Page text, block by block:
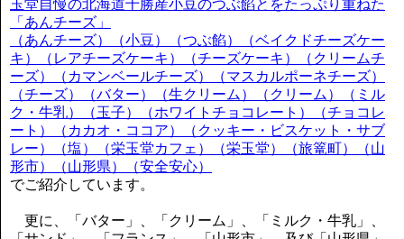
玉堂自慢の北海道十勝産小豆のつぶ餡とをたっぷり重ねた
「あんチーズ」
（あんチーズ）（小豆）（つぶ餡）（ベイクドチーズケー
キ）（レアチーズケーキ）（チーズケーキ）（クリームチ
ーズ）（カマンベールチーズ）（マスカルポーネチーズ）
（チーズ）（バター）（生クリーム）（クリーム）（ミル
ク・牛乳）（玉子）（ホワイトチョコレート）（チョコレ
ート）（カカオ・ココア）（クッキー・ビスケット・サブ
レー）（塩）（栄玉堂カフェ）（栄玉堂）（旅篭町）（山
形市）（山形県）（安全安心）
でご紹介しています。
更に、「バター」、「クリーム」、「ミルク・牛乳」、